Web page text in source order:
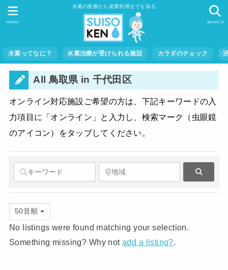
水素の医療から産業利用までを知る
SEARCH
MENU
水素ってなに？ 水素治療が受けられる施設 カラダのチェック
All 鳥取県 in 千代田区
オンライン対応施設ご希望の方は、下記キーワードの入
力項目に「オンライン」と入力し、検索マーク（虫眼鏡
のアイコン）をタップしてください。
50音順
No listings were found matching your selection.
Something missing? Why notadd a listing?